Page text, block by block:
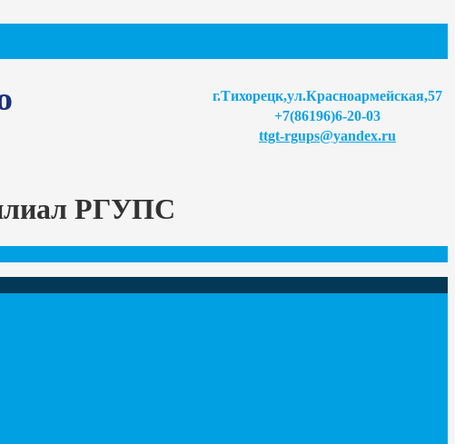
г.Тихорецк,ул.Красноармейская,57
+7(86196)6-20-03
ttgt-rgups@yandex.ru
РГУПС